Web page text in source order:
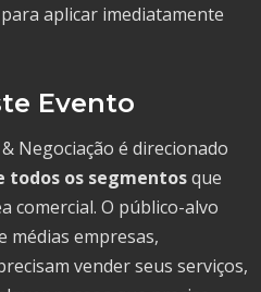
aplicar imediatamente
Evento
Negociação é direcionado
todos os segmentosque
comercial. O público-alvo
médias empresas,
vender seus serviços,